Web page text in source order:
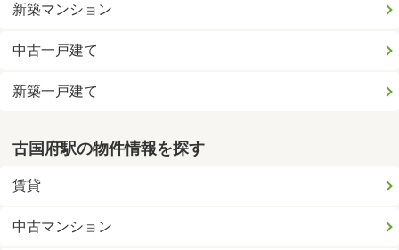
新築マンション
中古一戸建て
新築一戸建て
古国府駅の物件情報を探す
賃貸
中古マンション